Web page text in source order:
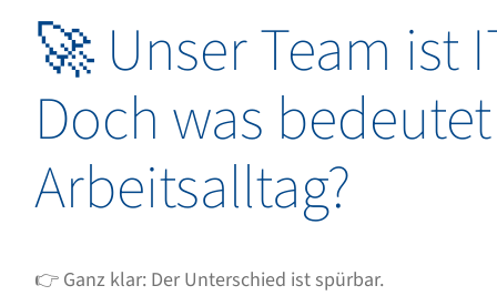
🚀 Unser Team ist
Doch was
Arbeitsalltag?
👉 Ganz klar: Der Unterschied ist spürbar.